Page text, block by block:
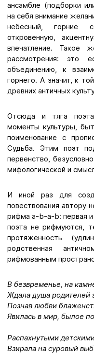
ансамбле (подборки
на себя внимание
небесный, горние
откровенную,
впечатление. Такое
рассмотрения: это
объединению, к
горнего. А значит, к
древних античных
Отсюда и тяга поэта
моменты культуры,
поименование с
Судьба. Этим поэт
первенство,
мифологической и
И иной раз для
повествования автору
рифма a-b-a-b: первая и
поэта не рифмуются,
протяженность
родственная
рифмованным
В безвременье, на
Ждала душа родителей
Познав любви
Явилась в мир, былое
Распахнутыми
Взирала на суровый